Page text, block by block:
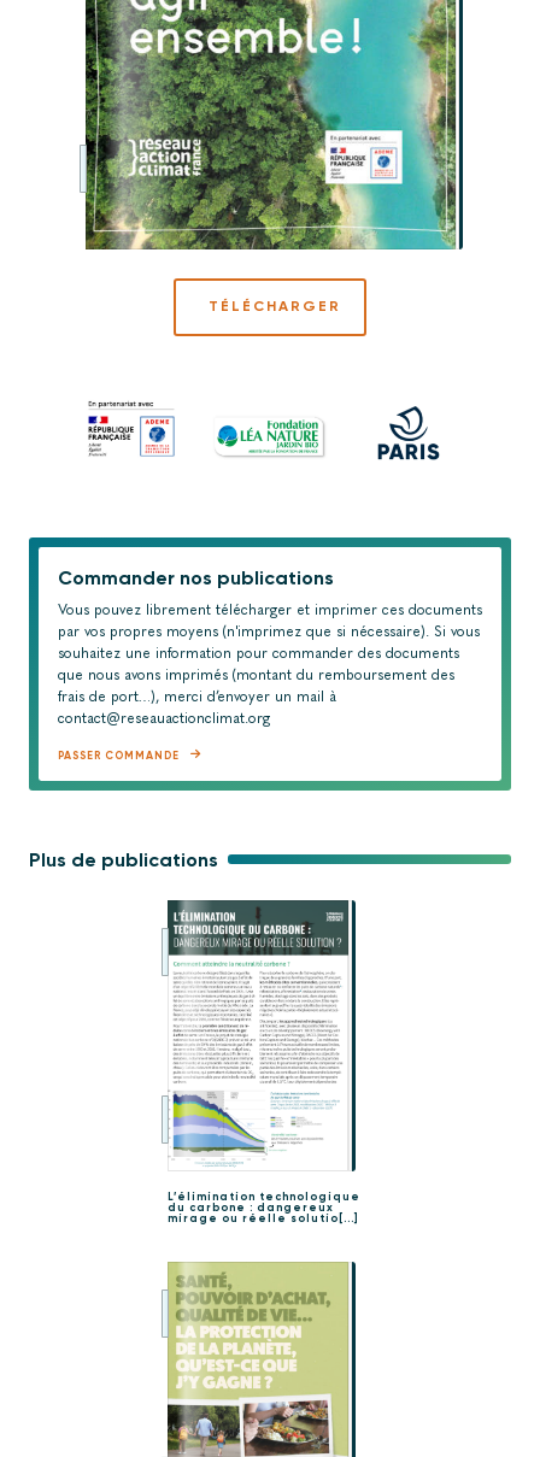
TÉLÉCHARGER
Commander nos publications
Vous pouvez librement télécharger et imprimer ces documents
par vos propres moyens (n'imprimez que si nécessaire). Si vous
souhaitez une information pour commander des documents
que nous avons imprimés (montant du remboursement des
frais de port…), merci d’envoyer un mail à
contact@reseauactionclimat.org
PASSER COMMANDE
Plus de publications
L’élimination technologique
du carbone : dangereux
mirage ou réelle solutio[...]